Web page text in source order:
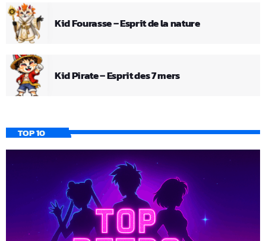
Kid Fourasse – Esprit de la nature
Kid Pirate – Esprit des 7 mers
TOP 10